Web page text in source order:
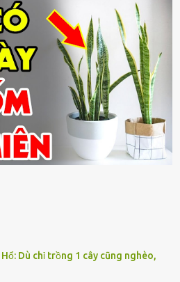
Dù chỉ trồng 1 cây cũng nghèo,